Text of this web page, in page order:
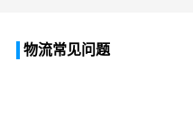
物流常见问题